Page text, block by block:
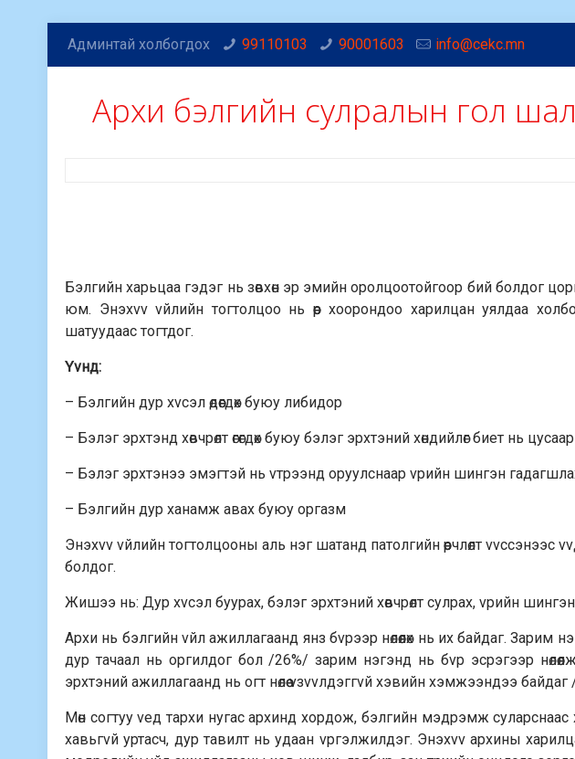
Админтай холбогдох 99110103 90001603 info@cekc.mn
Архи бэлгийн сулралын гол
Бэлгийн харьцаа гэдэг нь зөвхөн эр эмийн оролцоотойгоор бий болдог
юм. Энэхvv vйлийн тогтолцоо нь өөр хоорондоо харилцан уялдаа
шатуудаас тогтдог.
Үvнд:
– Бэлгийн дур хvсэл өдөөгдөх буюу либидор
– Бэлэг эрхтэнд хөвчрөлт өгөгдөх буюу бэлэг эрхтэний хөндийлөг биет нь
– Бэлэг эрхтэнээ эмэгтэй нь vтрээнд оруулснаар vрийн шингэн
– Бэлгийн дур ханамж авах буюу оргазм
Энэхvv vйлийн тогтолцооны аль нэг шатанд патолгийн өөрчлөлт
болдог.
Жишээ нь: Дур хvсэл буурах, бэлэг эрхтэний хөвчрөлт сулрах, vрийн
Архи нь бэлгийн vйл ажиллагаанд янз бvрээр нөлөөлөх нь их байдаг. Зарим
дур тачаал нь оргилдог бол /26%/ зарим нэгэнд нь бvр эсрэгээр
эрхтэний ажиллагаанд нь огт нөлөө vзvvлдэггvй хэвийн хэмжээндээ байдаг
Мөн согтуу vед тархи нугас архинд хордож, бэлгийн мэдрэмж
хавьгvй уртасч, дур тавилт нь удаан vргэлжилдэг. Энэхvv архины